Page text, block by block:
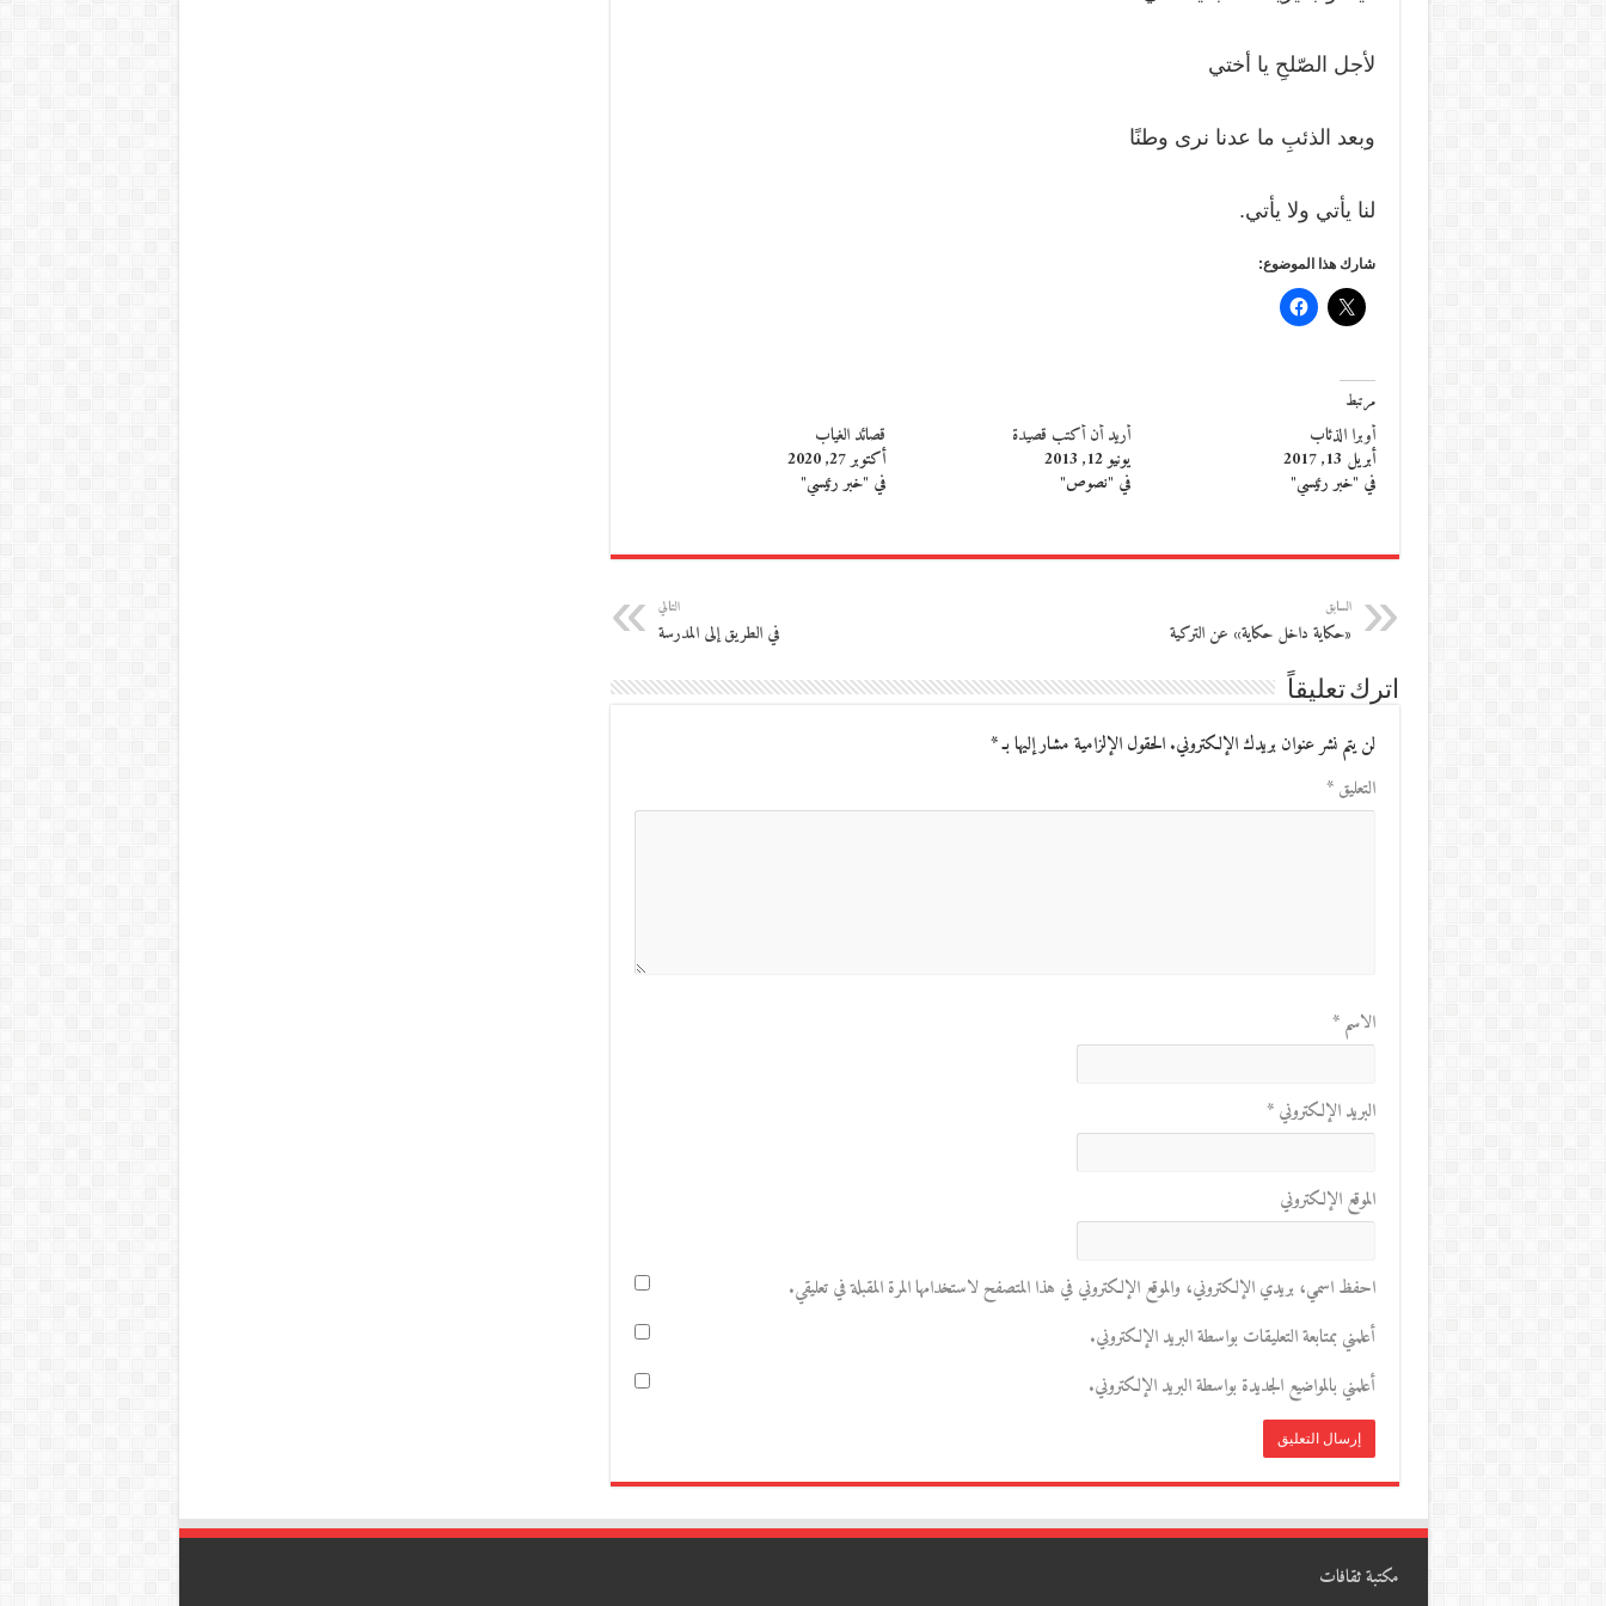
لأجل الصّلحِ يا أختي
وبعد الذئبِ ما عدنا نرى وطنًا
لنا يأتي ولا يأتي.
شارك هذا الموضوع:
مرتبط
أوبرا الذئاب
أبريل 13, 2017
في "خبر رئيسي"
أريد أن أكتب قصيدة
يونيو 12, 2013
في "نصوص"
قصائد الغياب
أكتوبر 27, 2020
في "خبر رئيسي"
السابق
«حكاية داخل حكاية» عن التركية
التالي
في الطريق إلى المدرسة
اترك تعليقاً
لن يتم نشر عنوان بريدك الإلكتروني. الحقول الإلزامية مشار إليها بـ*
التعليق*
الاسم*
البريد الإلكتروني*
الموقع الإلكتروني
احفظ اسمي، بريدي الإلكتروني، والموقع الإلكتروني في هذا المتصفح لاستخدامها المرة المقبلة في تعليقي.
أعلمني بمتابعة التعليقات بواسطة البريد الإلكتروني.
أعلمني بالمواضيع الجديدة بواسطة البريد الإلكتروني.
مكتبة ثقافات